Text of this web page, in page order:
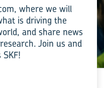
where we will
is driving the
and share news
Join us and